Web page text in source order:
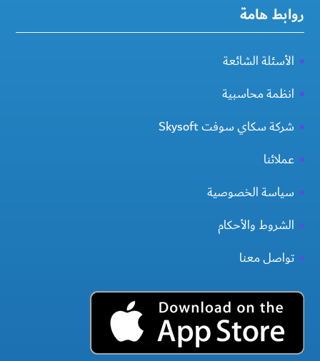
روابط هامة
الأسئلة الشائعة
انظمة محاسبية
شركة سكاي سوفت Skysoft
عملائنا
سياسة الخصوصية
الشروط والأحكام
تواصل معنا